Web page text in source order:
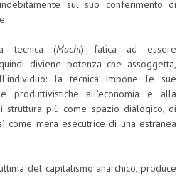
sul suo conferimento di
tecnica (Macht) fatica ad essere
diviene potenza che assoggetta,
la tecnica impone le sue
produttivistiche all’economia e alla
più come spazio dialogico, di
come mera esecutrice di una estranea
del capitalismo anarchico, produce